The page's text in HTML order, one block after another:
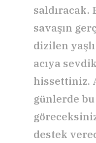
saldıracak.
savaşın
dizilen
acıya
hissettiniz.
günlerde
destek